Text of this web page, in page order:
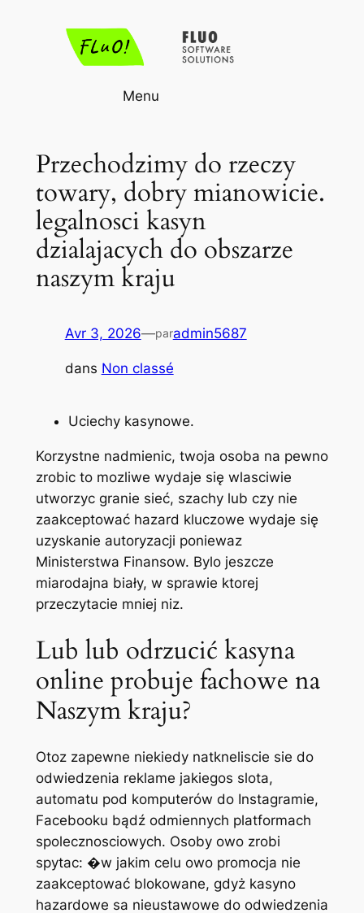
Menu
Przechodzimy do rzeczy
towary, dobry mianowicie.
legalnosci kasyn
dzialajacych do obszarze
naszym kraju
Avr 3, 2026—paradmin5687
dans Non classé
Uciechy kasynowe.
Korzystne nadmienic, twoja osoba na pewno
zrobic to mozliwe wydaje się wlasciwie
utworzyc granie sieć, szachy lub czy nie
zaakceptować hazard kluczowe wydaje się
uzyskanie autoryzacji poniewaz
Ministerstwa Finansow. Bylo jeszcze
miarodajna biały, w sprawie ktorej
przeczytacie mniej niz.
Lub lub odrzucić kasyna
online probuje fachowe na
Naszym kraju?
Otoz zapewne niekiedy natkneliscie sie do
odwiedzenia reklame jakiegos slota,
automatu pod komputerów do Instagramie,
Facebooku bądź odmiennych platformach
spolecznosciowych. Osoby owo zrobi
spytac: �w jakim celu owo promocja nie
zaakceptować blokowane, gdyż kasyno
hazardowe sa nieustawowe do odwiedzenia